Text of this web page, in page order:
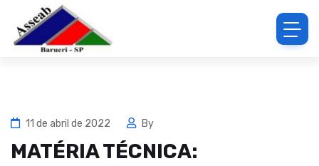
11 de abril de 2022 By
MATÉRIA TÉCNICA: